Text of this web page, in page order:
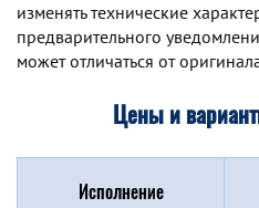
изменять технические
предварительного
может отличаться от
Цены и
Исполнение